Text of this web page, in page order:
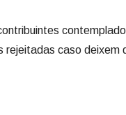
caso deixem